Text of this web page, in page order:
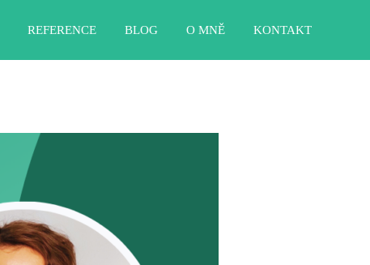
REFERENCE BLOG O MNĚ KONTAKT